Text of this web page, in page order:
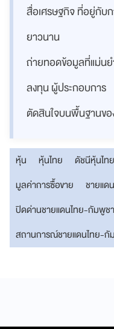
สื่อเศรษฐกิจ ที่อยู่กับก
ยาวนาน
ถ่ายทอดข้อมูลที่แม่น
ลงทุน ผู้ประกอบการ
ตัดสินใจบนพื้นฐานของ
หุ้น หุ้นไทย ดัชนีหุ้นไทย
มูลค่าการซื้อขาย
ชายแด
ปิดด่านชายแดนไทย-กัมพูชา
สถานการณ์ชายแดนไทย-กั